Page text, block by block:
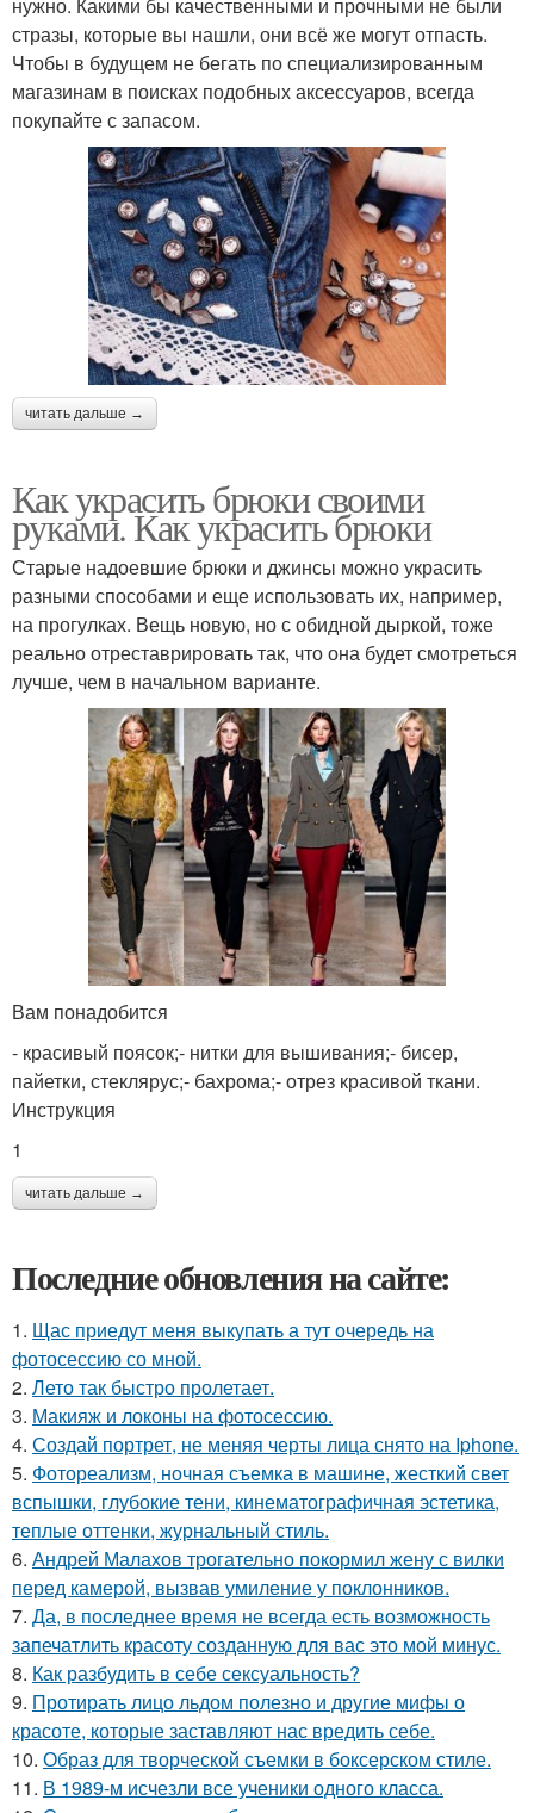
стразы, которые вы нашли, они всё же могут отпасть.
Чтобы в будущем не бегать по специализированным
магазинам в поисках подобных аксессуаров, всегда
покупайте с запасом.
читать дальше →
Как украсить брюки своими
руками. Как украсить брюки
Старые надоевшие брюки и джинсы можно украсить
разными способами и еще использовать их, например,
на прогулках. Вещь новую, но с обидной дыркой, тоже
реально отреставрировать так, что она будет смотреться
лучше, чем в начальном варианте.
Вам понадобится
- красивый поясок;- нитки для вышивания;- бисер,
пайетки, стеклярус;- бахрома;- отрез красивой ткани.
Инструкция
1
читать дальше →
Последние обновления на сайте:
1. Щас приедут меня выкупать а тут очередь на
фотосессию со мной.
2. Лето так быстро пролетает.
3. Макияж и локоны на фотосессию.
4. Создай портрет, не меняя черты лица снято на Iphone.
5. Фотореализм, ночная съемка в машине, жесткий свет
вспышки, глубокие тени, кинематографичная эстетика,
теплые оттенки, журнальный стиль.
6. Андрей Малахов трогательно покормил жену с вилки
перед камерой, вызвав умиление у поклонников.
7. Да, в последнее время не всегда есть возможность
запечатлить красоту созданную для вас это мой минус.
8. Как разбудить в себе сексуальность?
9. Протирать лицо льдом полезно и другие мифы о
красоте, которые заставляют нас вредить себе.
10. Образ для творческой съемки в боксерском стиле.
11. В 1989-м исчезли все ученики одного класса.